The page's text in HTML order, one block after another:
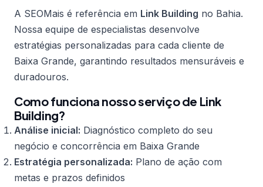
A SEOMais é referência em Link Building no Bahia.
Nossa equipe de especialistas desenvolve
estratégias personalizadas para cada cliente de
Baixa Grande, garantindo resultados mensuráveis e
duradouros.
Como funciona nosso serviço de Link
Building?
Análise inicial: Diagnóstico completo do seu
negócio e concorrência em Baixa Grande
Estratégia personalizada: Plano de ação com
metas e prazos definidos